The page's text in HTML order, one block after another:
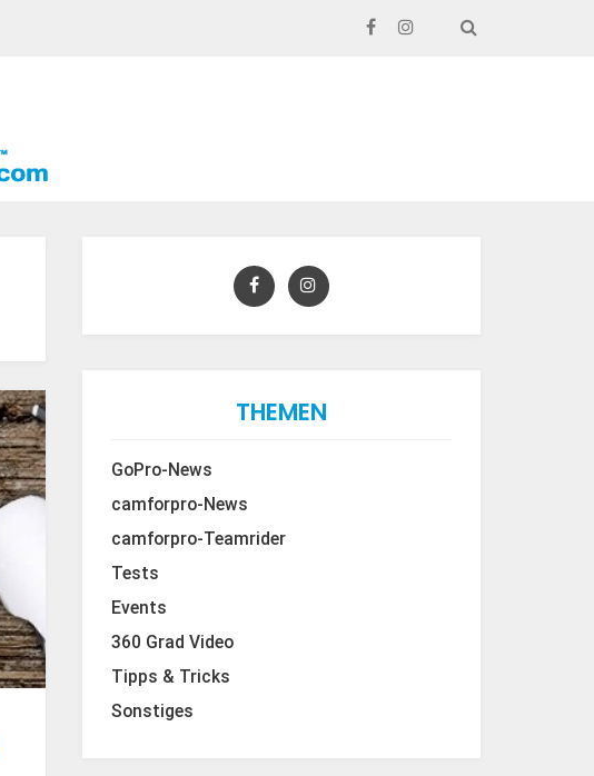
SEARCH
THEMEN
GoPro-News
camforpro-News
camforpro-Teamrider
Tests
Events
360 Grad Video
Tipps & Tricks
Sonstiges